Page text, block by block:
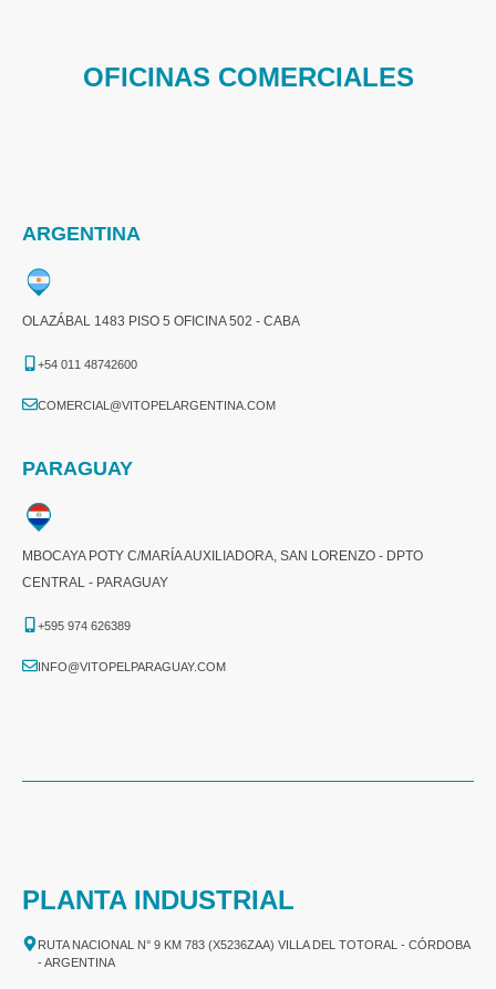
OFICINAS COMERCIALES
ARGENTINA
OLAZÁBAL 1483 PISO 5 OFICINA 502 - CABA
+54 011 48742600​
COMERCIAL@VITOPELARGENTINA.COM​
PARAGUAY
MBOCAYA POTY C/MARÍA AUXILIADORA, SAN LORENZO - DPTO
CENTRAL - PARAGUAY
+595 974 626389
INFO@VITOPELPARAGUAY.COM
PLANTA INDUSTRIAL
RUTA NACIONAL N° 9 KM 783 (X5236ZAA) VILLA DEL TOTORAL - CÓRDOBA
- ARGENTINA